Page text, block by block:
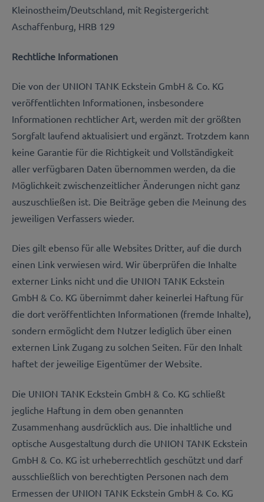
Kleinostheim/Deutschland, mit Registergericht
Aschaffenburg, HRB 129
Rechtliche Informationen
Die von der UNION TANK Eckstein GmbH & Co. KG
veröffentlichten Informationen, insbesondere
Informationen rechtlicher Art, werden mit der größten
Sorgfalt laufend aktualisiert und ergänzt. Trotzdem kann
keine Garantie für die Richtigkeit und Vollständigkeit
aller verfügbaren Daten übernommen werden, da die
Möglichkeit zwischenzeitlicher Änderungen nicht ganz
auszuschließen ist. Die Beiträge geben die Meinung des
jeweiligen Verfassers wieder.
Dies gilt ebenso für alle Websites Dritter, auf die durch
einen Link verwiesen wird. Wir überprüfen die Inhalte
externer Links nicht und die UNION TANK Eckstein
GmbH & Co. KG übernimmt daher keinerlei Haftung für
die dort veröffentlichten Informationen (fremde Inhalte),
sondern ermöglicht dem Nutzer lediglich über einen
externen Link Zugang zu solchen Seiten. Für den Inhalt
haftet der jeweilige Eigentümer der Website.
Die UNION TANK Eckstein GmbH & Co. KG schließt
jegliche Haftung in dem oben genannten
Zusammenhang ausdrücklich aus. Die inhaltliche und
optische Ausgestaltung durch die UNION TANK Eckstein
GmbH & Co. KG ist urheberrechtlich geschützt und darf
ausschließlich von berechtigten Personen nach dem
Ermessen der UNION TANK Eckstein GmbH & Co. KG